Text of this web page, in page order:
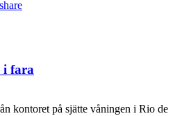
i fara
kontoret på sjätte våningen i Rio de